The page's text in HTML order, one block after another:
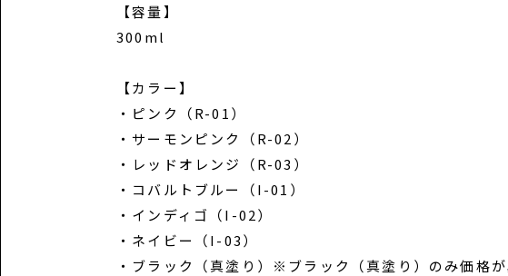
【容量】
300ml
【カラー】
・ピンク（R-01）
・サーモンピンク（R-02）
・レッドオレンジ（R-03）
・コバルトブルー（I-01）
・インディゴ（I-02）
・ネイビー（I-03）
・ブラック（真塗り）※ブラック（真塗り）のみ価格